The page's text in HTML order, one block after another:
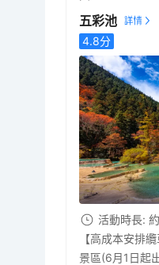
五彩池
4.8分
活動時長:
【高成本安排
景區(6月1日起